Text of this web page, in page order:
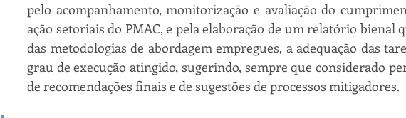
pelo acompanhamento, monitorização e avaliação do
ação setoriais do PMAC, e pela elaboração de um relatório bienal
das metodologias de abordagem empregues, a adequação das
grau de execução atingido, sugerindo, sempre que considerado
de recomendações finais e de sugestões de processos mitigadores.